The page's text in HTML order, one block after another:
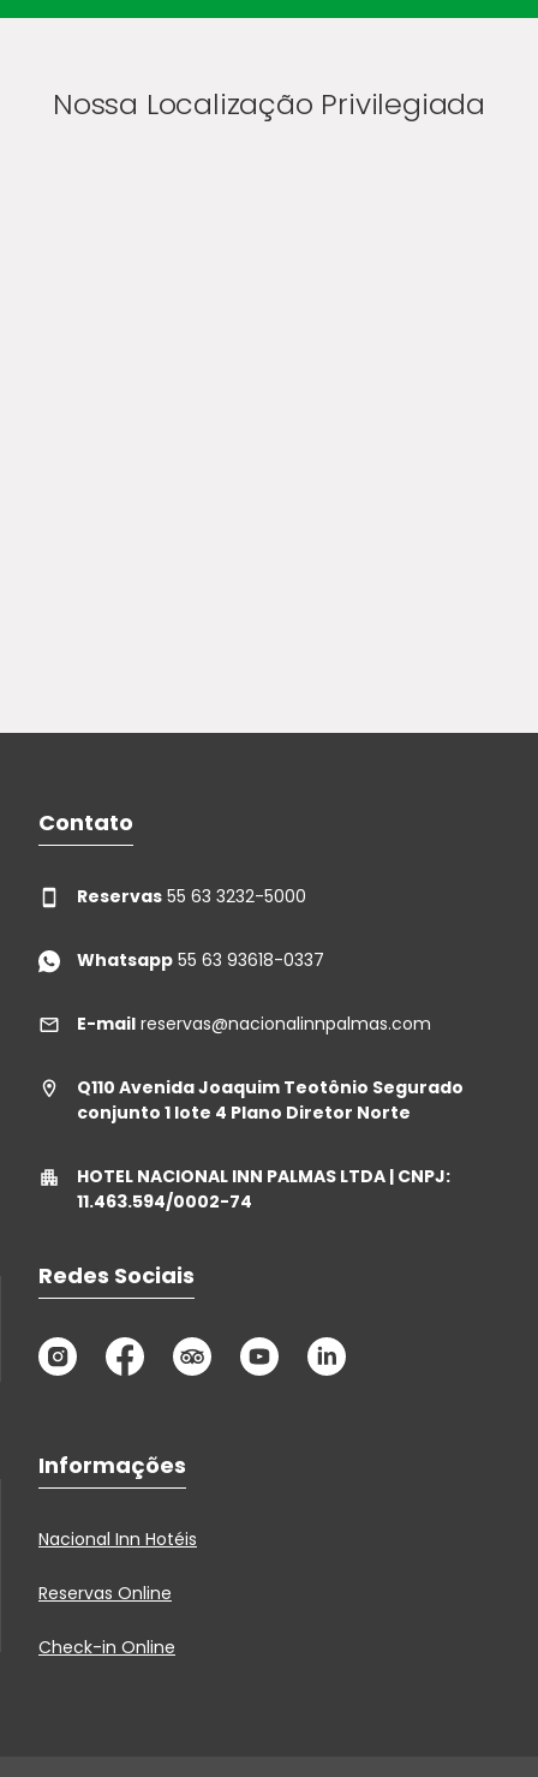
Nossa Localização Privilegiada
Contato
Reservas 55 63 3232-5000
Whatsapp 55 63 93618-0337
E-mail reservas@nacionalinnpalmas.com
Q110 Avenida Joaquim Teotônio Segurado
conjunto 1 lote 4 Plano Diretor Norte
HOTEL NACIONAL INN PALMAS LTDA | CNPJ:
11.463.594/0002-74
Redes Sociais
Informações
Nacional Inn Hotéis
Reservas Online
Check-in Online